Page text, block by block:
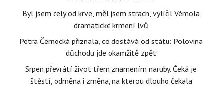
Byl jsem celý od krve, měl jsem strach, vylíčil Vémola
dramatické krmení lvů
Petra Černocká přiznala, co dostává od státu: Polovina
důchodu jde okamžitě zpět
Srpen převrátí život třem znamením naruby. Čeká je
štěstí, odměna i změna, na kterou dlouho čekala